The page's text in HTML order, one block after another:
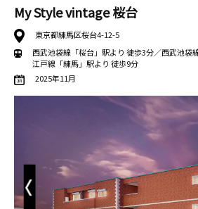
My Style vintage 桜台
東京都練馬区桜台4-12-5
西武池袋線「桜台」駅より 徒歩3分／西武池袋
江戸線「練馬」駅より 徒歩9分
2025年11月
Previous